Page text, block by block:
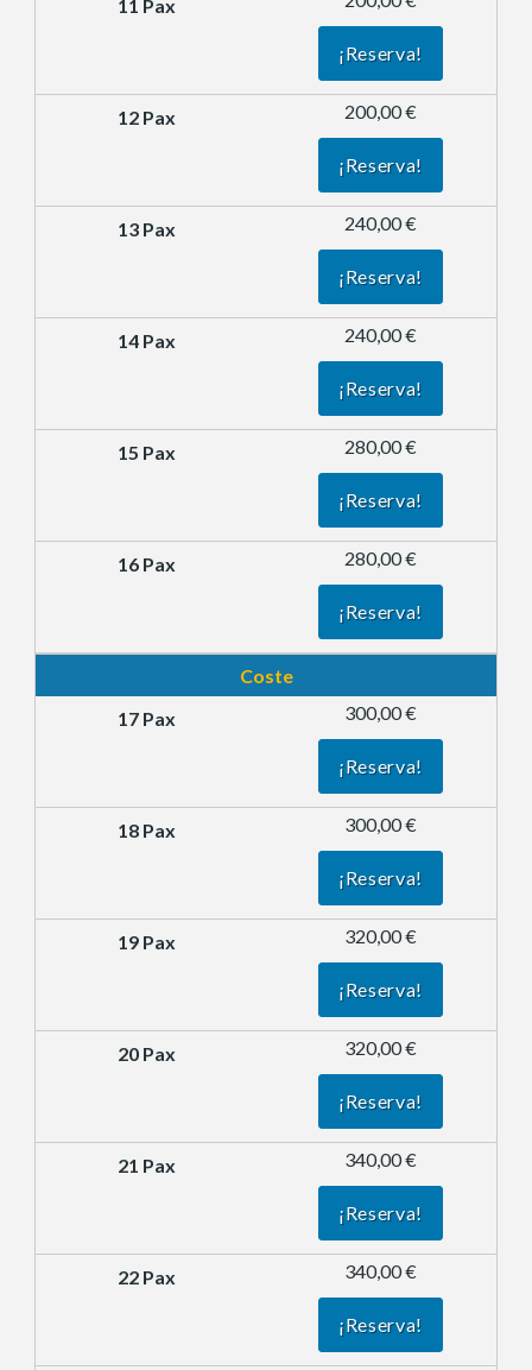
¡Reserva!
200,00 €
¡Reserva!
240,00 €
¡Reserva!
240,00 €
¡Reserva!
280,00 €
¡Reserva!
280,00 €
¡Reserva!
Coste
300,00 €
¡Reserva!
300,00 €
¡Reserva!
320,00 €
¡Reserva!
320,00 €
¡Reserva!
340,00 €
¡Reserva!
340,00 €
¡Reserva!